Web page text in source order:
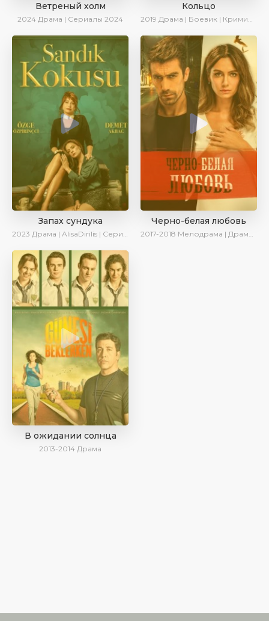
Ветреный холм
2024 Драма | Сериалы 2024
Кольцо
2019 Драма | Боевик | Криминал
Запах сундука
2023 Драма | AlisaDirilis | Сериалы 2023
Черно-белая любовь
2017-2018 Мелодрама | Драма | Боевик | SesDizi
В ожидании солнца
2013-2014 Драма